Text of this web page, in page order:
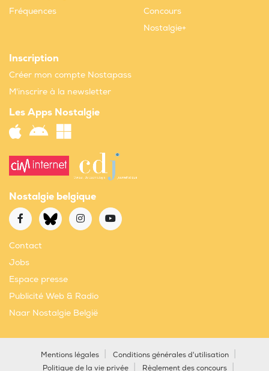
Fréquences
Concours
Nostalgie+
Inscription
Créer mon compte Nostapass
M'inscrire à la newsletter
Les Apps Nostalgie
Nostalgie belgique
Contact
Jobs
Espace presse
Publicité Web & Radio
Naar Nostalgie België
Mentions légales
Conditions générales d'utilisation
Politique de la vie privée
Règlement des concours